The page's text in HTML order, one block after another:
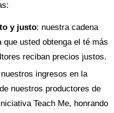
y justo: nuestra cadena
usted obtenga el té más
reciban precios justos.
ingresos en la
nuestros productores de
Teach Me, honrando